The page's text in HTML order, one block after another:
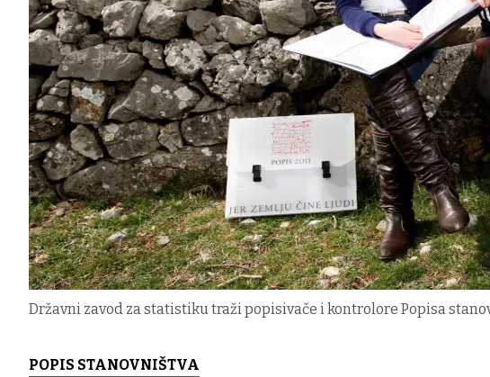
Državni zavod za statistiku traži popisivače i kontrolore Popisa
POPIS STANOVNIŠTVA